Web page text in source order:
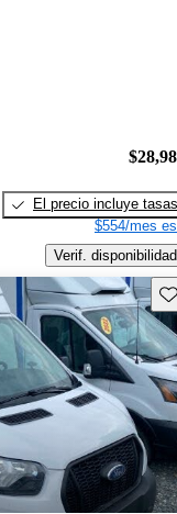
El precio incluye tasas
$554/mes
Verif. disponibilidad